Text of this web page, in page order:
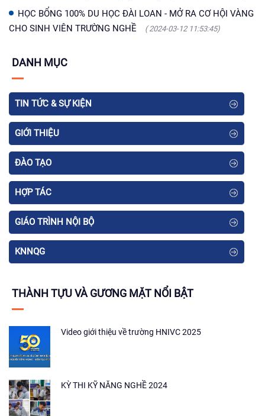
HỌC BỔNG 100% DU HỌC ĐÀI LOAN - MỞ RA CƠ HỘI VÀNG
CHO SINH VIÊN TRƯỜNG NGHỀ
( 2024-03-12 11:53:45)
DANH MỤC
TIN TỨC & SỰ KIỆN
GIỚI THIỆU
ĐÀO TẠO
HỢP TÁC
GIÁO TRÌNH NỘI BỘ
KNNQG
THÀNH TỰU VÀ GƯƠNG MẶT NỔI BẬT
Video giới thiệu về trường HNIVC 2025
KỲ THI KỸ NĂNG NGHỀ 2024